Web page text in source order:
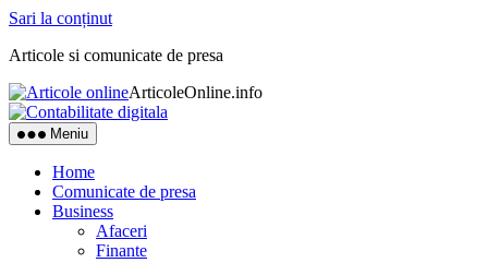
Sari la conținut
Articole si comunicate de presa
ArticoleOnline.info
Meniu
Home
Comunicate de presa
Business
Afaceri
Finante